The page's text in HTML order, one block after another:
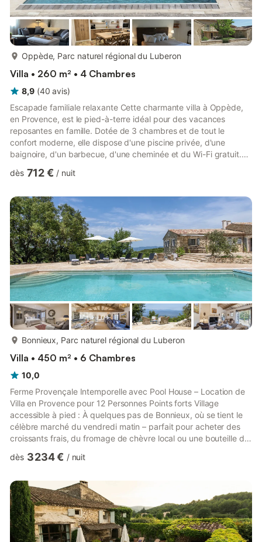
Oppède, Parc naturel régional du Luberon
Villa • 260 m² • 4 Chambres
8,9 (40 avis)
Escapade familiale relaxante Cette charmante villa à Oppède,
en Provence, est le pied-à-terre idéal pour des vacances
reposantes en famille. Dotée de 3 chambres et de tout le
confort moderne, elle dispose d'une piscine privée, d'une
baignoire, d'un barbecue, d'une cheminée et du Wi-Fi gratuit.
profiter de soirées conviviales au coin du feu, la maison est
Découvrez le meilleur de la Provence Située à seulement 10 km
de Cavaillon et à 15 km de la rivière de Saumane-de-Vauc...
dès 712 € / nuit
Bonnieux, Parc naturel régional du Luberon
Villa • 450 m² • 6 Chambres
10,0
Ferme Provençale Intemporelle avec Pool House – Location de
Villa en Provence pour 12 Personnes Points forts Village
accessible à pied : À quelques pas de Bonnieux, où se tient le
célèbre marché du vendredi matin – parfait pour acheter des
croissants frais, du fromage de chèvre local ou une bouteille de
plus beaux villages perchés du Luberon. Piscine chauffée :
plein sud, avec des vues dégagées sur la vallée du Luberon.
Elle est accompagnée d’un pool house avec barbecu...
dès 3 234 € / nuit